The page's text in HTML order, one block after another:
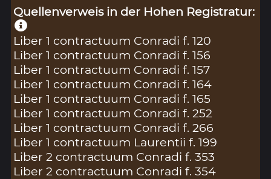
Quellenverweis in der Hohen Registratur:
Liber 1 contractuum Conradi f. 120
Liber 1 contractuum Conradi f. 156
Liber 1 contractuum Conradi f. 157
Liber 1 contractuum Conradi f. 164
Liber 1 contractuum Conradi f. 165
Liber 1 contractuum Conradi f. 252
Liber 1 contractuum Conradi f. 266
Liber 1 contractuum Laurentii f. 199
Liber 2 contractuum Conradi f. 353
Liber 2 contractuum Conradi f. 354